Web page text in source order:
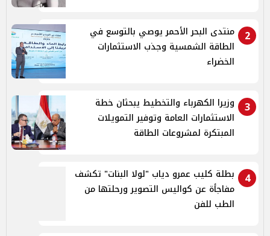
2
منتدى البحر الأحمر يوصي بالتوسع في
الطاقة الشمسية وجذب الاستثمارات
الخضراء
3
وزيرا الكهرباء والتخطيط يبحثان خطة
الاستثمارات العامة وتوفير التمويلات
المبتكرة لمشروعات الطاقة
4
بطلة كليب عمرو دياب "لولا البنات" تكشف
مفاجأة عن كواليس التصوير ورحلتها من
الطب للفن